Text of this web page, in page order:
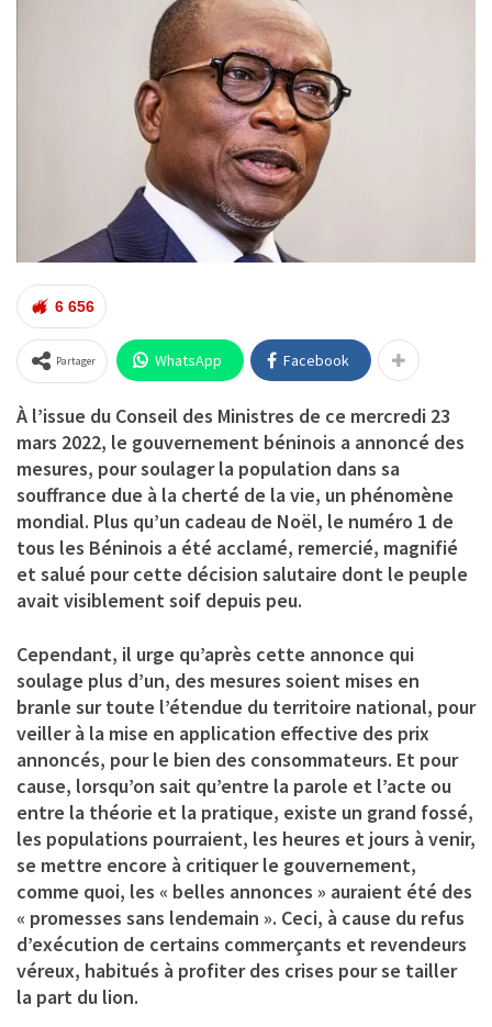
6 656
Partager WhatsApp Facebook
À l’issue du Conseil des Ministres de ce mercredi 23
mars 2022, le gouvernement béninois a annoncé des
mesures, pour soulager la population dans sa
souffrance due à la cherté de la vie, un phénomène
mondial. Plus qu’un cadeau de Noël, le numéro 1 de
tous les Béninois a été acclamé, remercié, magnifié
et salué pour cette décision salutaire dont le peuple
avait visiblement soif depuis peu.
Cependant, il urge qu’après cette annonce qui
soulage plus d’un, des mesures soient mises en
branle sur toute l’étendue du territoire national, pour
veiller à la mise en application effective des prix
annoncés, pour le bien des consommateurs. Et pour
cause, lorsqu’on sait qu’entre la parole et l’acte ou
entre la théorie et la pratique, existe un grand fossé,
les populations pourraient, les heures et jours à venir,
se mettre encore à critiquer le gouvernement,
comme quoi, les « belles annonces » auraient été des
« promesses sans lendemain ». Ceci, à cause du refus
d’exécution de certains commerçants et revendeurs
véreux, habitués à profiter des crises pour se tailler
la part du lion.